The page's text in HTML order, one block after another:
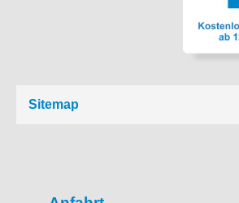
Sitemap